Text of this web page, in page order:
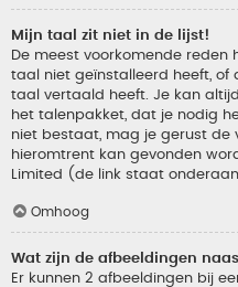
Mijn taal zit niet in de lijst!
De meest voorkomende reden
taal niet geïnstalleerd heeft, of
taal vertaald heeft. Je kan
het talenpakket, dat je nodig
niet bestaat, mag je gerust de
hieromtrent kan gevonden
Limited (de link staat
Omhoog
Wat zijn de afbeeldingen
Er kunnen 2 afbeeldingen bij